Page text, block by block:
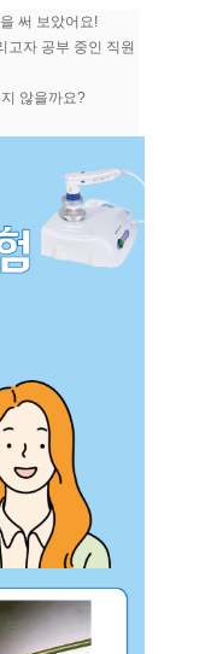
써 보았어요!
고자 공부 중인 직원
않을까요?